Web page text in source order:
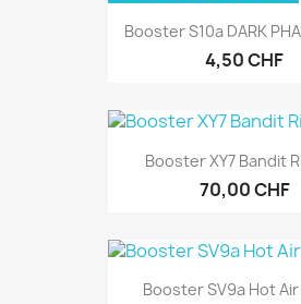
Booster S10a DARK
4,50 CHF
Booster XY7 Bandit
70,00 CHF
Booster SV9a Hot